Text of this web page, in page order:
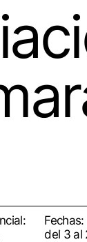
Fechas:
del 3 al